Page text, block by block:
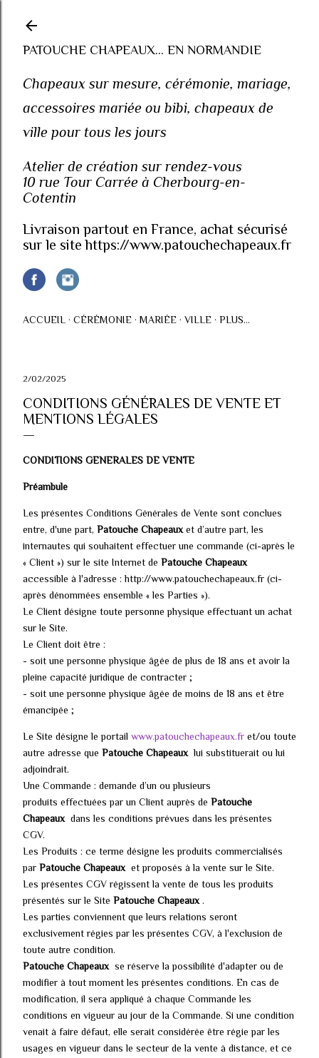
PATOUCHE CHAPEAUX... EN NORMANDIE
Chapeaux sur mesure, cérémonie, mariage,
accessoires mariée ou bibi, chapeaux de
ville pour tous les jours
Atelier de création sur rendez-vous
10 rue Tour Carrée à Cherbourg-en-
Cotentin
Livraison partout en France, achat sécurisé
sur le site https://www.patouchechapeaux.fr
ACCUEIL CÉRÉMONIE MARIÉE VILLE PLUS…
2/02/2025
CONDITIONS GÉNÉRALES DE VENTE ET
MENTIONS LÉGALES
CONDITIONS GENERALES DE VENTE
Préambule
Les présentes Conditions Générales de Vente sont conclues
entre, d'une part, Patouche Chapeaux et d’autre part, les
internautes qui souhaitent effectuer une commande (ci-après le
« Client ») sur le site Internet de Patouche Chapeaux
accessible à l'adresse : http://www.patouchechapeaux.fr (ci-
après dénommées ensemble « les Parties »).
Le Client désigne toute personne physique effectuant un achat
sur le Site.
Le Client doit être :
- soit une personne physique âgée de plus de 18 ans et avoir la
pleine capacité juridique de contracter ;
- soit une personne physique âgée de moins de 18 ans et être
émancipée ;
Le Site désigne le portail www.patouchechapeaux.fr et/ou toute
autre adresse que Patouche Chapeaux lui substituerait ou lui
adjoindrait.
Une Commande : demande d’un ou plusieurs
produits effectuées par un Client auprès de Patouche
Chapeaux dans les conditions prévues dans les présentes
CGV.
Les Produits : ce terme désigne les produits commercialisés
par Patouche Chapeaux et proposés à la vente sur le Site.
Les présentes CGV régissent la vente de tous les produits
présentés sur le Site Patouche Chapeaux .
Les parties conviennent que leurs relations seront
exclusivement régies par les présentes CGV, à l'exclusion de
toute autre condition.
Patouche Chapeaux se réserve la possibilité d'adapter ou de
modifier à tout moment les présentes conditions. En cas de
modification, il sera appliqué à chaque Commande les
conditions en vigueur au jour de la Commande. Si une condition
venait à faire défaut, elle serait considérée être régie par les
usages en vigueur dans le secteur de la vente à distance, et ce